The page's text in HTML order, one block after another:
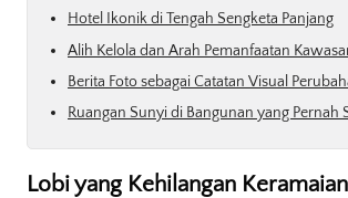
Hotel Ikonik di Tengah Sengketa Panjang
Alih Kelola dan Arah Pemanfaatan
Berita Foto sebagai Catatan Visual
Ruangan Sunyi di Bangunan yang Pernah
Lobi yang Kehilangan